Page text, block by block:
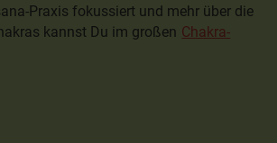
Praxis fokussiert und mehr über die
kannst Du im großen Chakra-